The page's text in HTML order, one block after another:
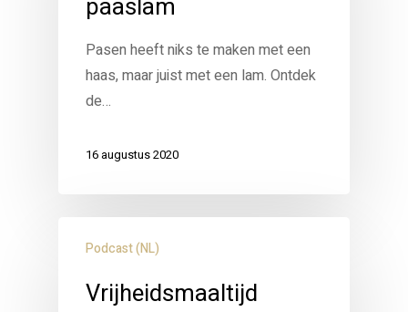
paaslam
Pasen heeft niks te maken met een
haas, maar juist met een lam. Ontdek
de…
16 augustus 2020
Podcast (NL)
Vrijheidsmaaltijd